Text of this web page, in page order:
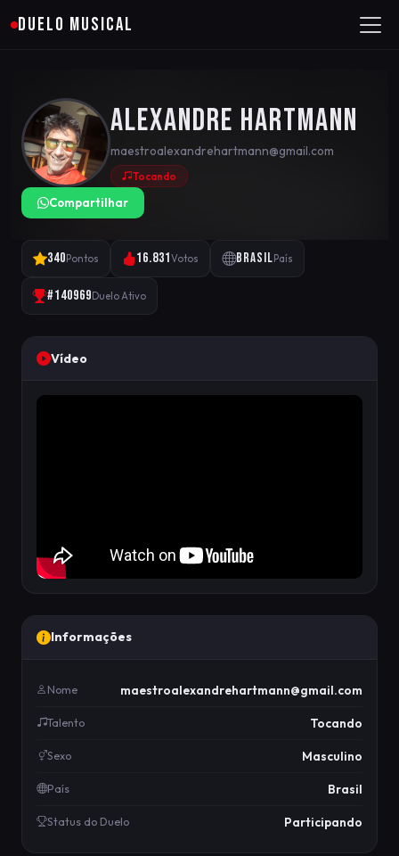
DUELO MUSICAL
Alexandre Hartmann
maestroalexandrehartmann@gmail.com
Tocando
Compartilhar
340 Pontos 16.831Votos Brasil País
#140969 Duelo Ativo
Vídeo
Informações
Nome maestroalexandrehartmann@gmail.com
Talento Tocando
Sexo Masculino
País Brasil
Status do Duelo Participando